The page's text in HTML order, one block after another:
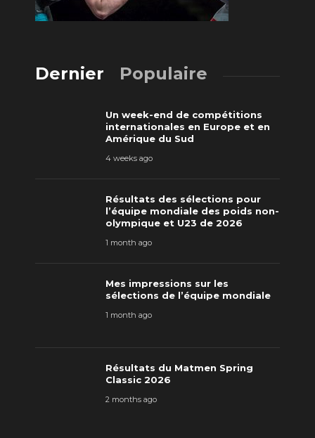
Dernier Populaire
Un week-end de compétitions
internationales en Europe et en
Amérique du Sud
4 weeks ago
Résultats des sélections pour
l’équipe mondiale des poids non-
olympique et U23 de 2026
1 month ago
Mes impressions sur les
sélections de l’équipe mondiale
1 month ago
Résultats du Matmen Spring
Classic 2026
2 months ago